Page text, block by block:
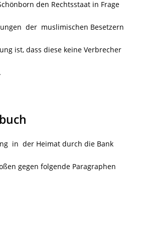
den Rechtsstaat in Frage
der muslimischen Besetzern
ist, dass diese keine Verbrecher
in der Heimat durch die Bank
gegen folgende Paragraphen